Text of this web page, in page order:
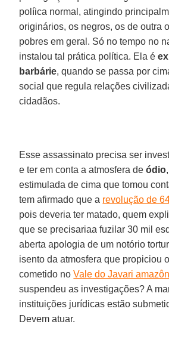
políica normal, atingindo
originários, os negros, os de outra
pobres em geral. Só no tempo no
instalou tal prática política. Ela é
barbárie, quando se passa por
social que regula relações
cidadãos.
Esse assassinato precisa ser
e ter em conta a atmosfera deódio
estimulada de cima que tomou
tem afirmado que a revolução de
pois deveria ter matado, quem
que se precisariaa fuzilar 30 mil
aberta apologia de um notório
isento da atmosfera que propiciou
cometido noVale do Javari
suspendeu as investigações? A
instituições jurídicas estão
Devem atuar.